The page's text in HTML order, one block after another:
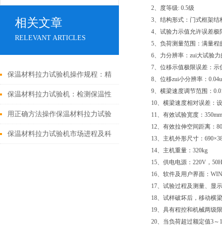
相关文章
RELEVANT ARTICLES
保温材料拉力试验机操作规程：精
准测试的“黄金法则”
保温材料拉力试验机：检测保温性
能的得力助手
用正确方法操作保温材料拉力试验
机，对保温行业很重要
保温材料拉力试验机市场进程及科
2、度等级: 0.5级
3、结构形式：门式框架结
4、试验力示值允许误差极
5、负荷测量范围：满量程
6、力分辨率：zui大试验力
7、位移示值极限误差：示
8、位移zui小分辨率：
9、横梁速度调节范围：
10、横梁速度相对误差：
11、有效试验宽度：350mm
12、有效拉伸空间距离：
13、主机外形尺寸：
14、主机重量：320kg
15、供电电源：220V，
16、软件及用户界面：
17、试验过程及测量、显
18、试样破坏后，移动横
19、具有程控和机械两级
20、当负荷超过额定值3～